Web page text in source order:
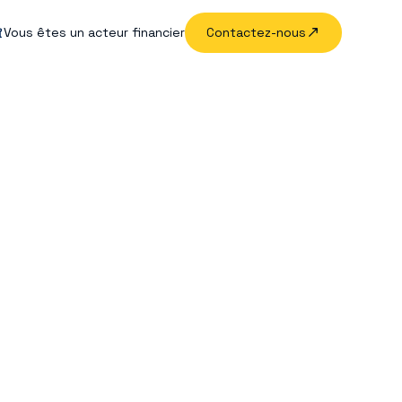
Vous êtes un acteur financier Contactez-nous